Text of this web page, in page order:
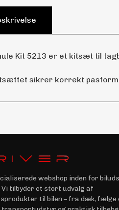
Kit 5213 er et kitsæt til
sikrer korrekt pasform
webshop inden for
Vi tilbyder et stort udvalg af
til bilen – fra dæk, fælge